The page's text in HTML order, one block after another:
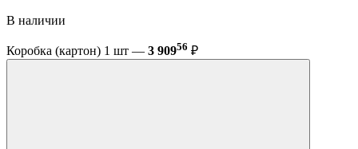
В наличии
Коробка (картон) 1 шт — 3 90956 ₽